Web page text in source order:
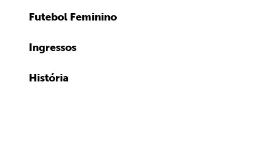
Futebol Feminino
Ingressos
História